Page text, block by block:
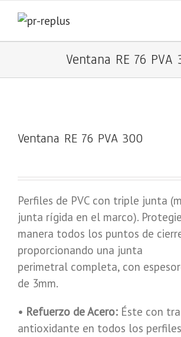
Ventana RE 76 PVA
Ventana RE 76 PVA 300
Perfiles de PVC con triple junta
junta rígida en el marco).
manera todos los puntos de
proporcionando una junta
perimetral completa, con
de 3mm.
• Refuerzo de Acero: Éste con
antioxidante en todos los